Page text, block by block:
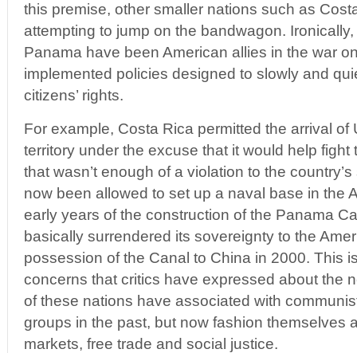
this premise, other smaller nations such as
attempting to jump on the bandwagon.
Panama have been American allies in the war
implemented policies designed to slowly and
citizens’ rights.
For example, Costa Rica permitted the arrival of
territory under the excuse that it would help fight
that wasn’t enough of a violation to the
now been allowed to set up a naval base in the
early years of the construction of the Panama
basically surrendered its sovereignty to the
possession of the Canal to China in 2000. This
concerns that critics have expressed about the
of these nations have associated with
groups in the past, but now fashion themselves
markets, free trade and social justice.